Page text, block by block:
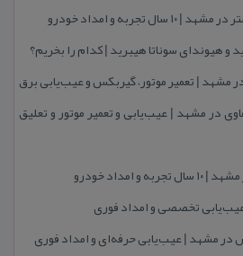
و امداد خودرو
و هیوندای سوناتا هیبرید | كدام را بخریم؟
در مشهد | عیب‌یابی و تعمیر موتور و تعلیق
خودرو
عیب‌یابی تخصصی و امداد فوری
مشهد | عیب‌یابی حرفه‌ای و امداد فوری